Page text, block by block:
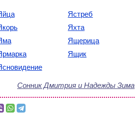
Ястреб
Яхта
Ящерица
Ящик
Сонник Дмитрия и Надежды Зима